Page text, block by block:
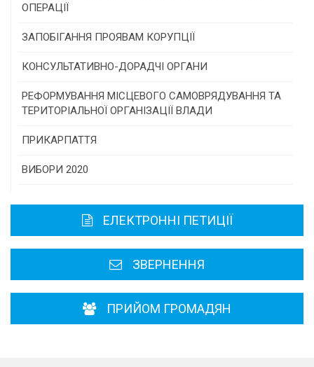
самоврядування
Конкурс інститутів громадянського суспільства
Програми/конкурси МТД
ОПЕРАЦІЇ
ЗАПОБІГАННЯ ПРОЯВАМ КОРУПЦІЇ
КОНСУЛЬТАТИВНО-ДОРАДЧІ ОРГАНИ
Консультативна рада
РЕФОРМУВАННЯ МІСЦЕВОГО САМОВРЯДУВАННЯ ТА
ТЕРИТОРІАЛЬНОЇ ОРГАНІЗАЦІЇ ВЛАДИ
ПРИКАРПАТТЯ
Історична довідка
Районні, міські ради
ВИБОРИ 2020
ЕЛЕКТРОННІ ПЕТИЦІЇ
ЗВЕРНЕННЯ
ПРИЙОМ ГРОМАДЯН